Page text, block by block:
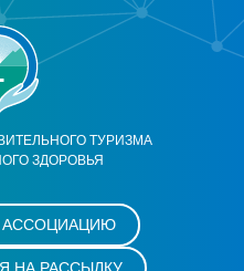
ТУРИЗМА
ЗДОРОВЬЯ
АССОЦИАЦИЮ